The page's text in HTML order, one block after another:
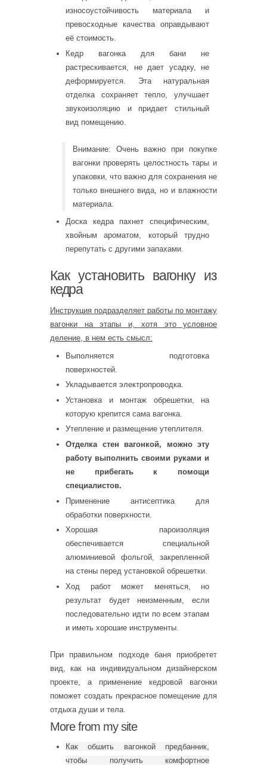
износоустойчивость материала и
превосходные качества оправдывают
её стоимость.
Кедр вагонка для бани не
растрескивается, не дает усадку, не
деформируется. Эта натуральная
отделка сохраняет тепло, улучшает
звукоизоляцию и придает стильный
вид помещению.
Внимание: Очень важно при покупке
вагонки проверять целостность тары и
упаковки, что важно для сохранения не
только внешнего вида, но и влажности
материала.
Доска кедра пахнет специфическим,
хвойным ароматом, который трудно
перепутать с другими запахами.
Как установить вагонку из
кедра
Инструкция подразделяет работы по монтажу
вагонки на этапы и, хотя это условное
деление, в нем есть смысл:
Выполняется подготовка
поверхностей.
Укладывается электропроводка.
Установка и монтаж обрешетки, на
которую крепится сама вагонка.
Утепление и размещение утеплителя.
Отделка стен вагонкой, можно эту
работу выполнить своими руками и
не прибегать к помощи
специалистов.
Применение антисептика для
обработки поверхности.
Хорошая пароизоляция
обеспечивается специальной
алюминиевой фольгой, закрепленной
на стены перед установкой обрешетки.
Ход работ может меняться, но
результат будет неизменным, если
последовательно идти по всем этапам
и иметь хорошие инструменты.
При правильном подходе баня приобретет
вид, как на индивидуальном дизайнерском
проекте, а применение кедровой вагонки
поможет создать прекрасное помещение для
отдыха души и тела.
More from my site
Как обшить вагонкой предбанник,
чтобы получить комфортное